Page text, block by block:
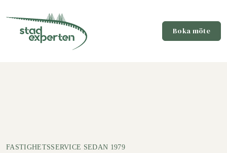
Boka möte
FASTIGHETSSERVICE SEDAN 1979